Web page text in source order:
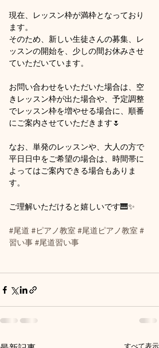
現在、レッスン枠が満枠となっており
ます。
そのため、新しい生徒さんの募集、レ
ッスンの開始を、少しの間お休みさせ
ていただいています。
お問い合わせをいただいた場合は、空
きレッスン枠が出た場合や、予定調整
でレッスン枠を増やせる場合に、順番
にご案内させていただきます🌷
なお、単発のレッスンや、大人の方で
平日日中をご希望の場合は、時間帯に
よってはご案内できる場合もありま
す。
ご理解いただけると嬉しいです🎹✨
#尾道 #ピアノ教室 #尾道ピアノ教室 #
習い事 #尾道習い事
すべて表示